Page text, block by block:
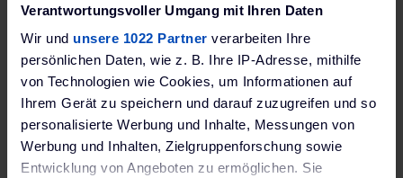
Verantwortungsvoller Umgang mit Ihren Daten
Wir und unsere 1022 Partner verarbeiten Ihre
persönlichen Daten, wie z. B. Ihre IP-Adresse, mithilfe
von Technologien wie Cookies, um Informationen auf
Ihrem Gerät zu speichern und darauf zuzugreifen und so
personalisierte Werbung und Inhalte, Messungen von
Werbung und Inhalten, Zielgruppenforschung sowie
Entwicklung von Angeboten zu ermöglichen. Sie
europaweit an jeder Dose
aufladen.
Einfach den passenden Adapter
bei Ihrem JUICE BOOSTER 2
einstecken und mit der
optimalen Leistung laden. Auf
unserer Website haben wir für